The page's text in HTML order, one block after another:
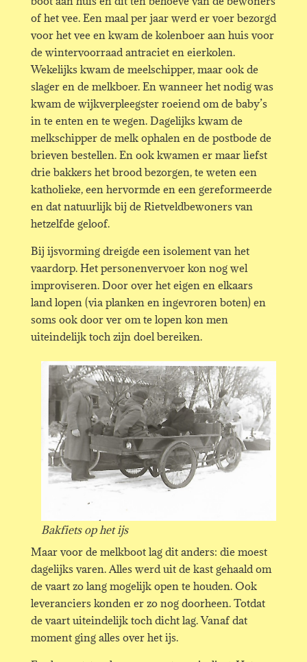
of het vee. Een maal per jaar werd er voer bezorgd
voor het vee en kwam de kolenboer aan huis voor
de wintervoorraad antraciet en eierkolen.
Wekelijks kwam de meelschipper, maar ook de
slager en de melkboer. En wanneer het nodig was
kwam de wijkverpleegster roeiend om de baby’s
in te enten en te wegen. Dagelijks kwam de
melkschipper de melk ophalen en de postbode de
brieven bestellen. En ook kwamen er maar liefst
drie bakkers het brood bezorgen, te weten een
katholieke, een hervormde en een gereformeerde
en dat natuurlijk bij de Rietveldbewoners van
hetzelfde geloof.
Bij ijsvorming dreigde een isolement van het
vaardorp. Het personenvervoer kon nog wel
improviseren. Door over het eigen en elkaars
land lopen (via planken en ingevroren boten) en
soms ook door ver om te lopen kon men
uiteindelijk toch zijn doel bereiken.
Bakfiets op het ijs
Maar voor de melkboot lag dit anders: die moest
dagelijks varen. Alles werd uit de kast gehaald om
de vaart zo lang mogelijk open te houden. Ook
leveranciers konden er zo nog doorheen. Totdat
de vaart uiteindelijk toch dicht lag. Vanaf dat
moment ging alles over het ijs.